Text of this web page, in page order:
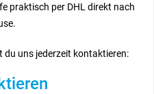
praktisch per DHL direkt nach
du uns jederzeit kontaktieren: